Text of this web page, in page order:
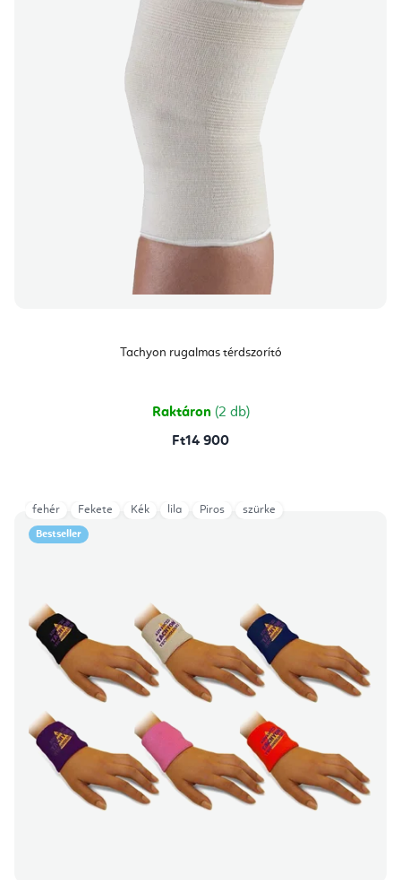
Tachyon rugalmas térdszorító
Raktáron (2 db)
Ft14 900
Bestseller
fehér Fekete Kék lila Piros szürke